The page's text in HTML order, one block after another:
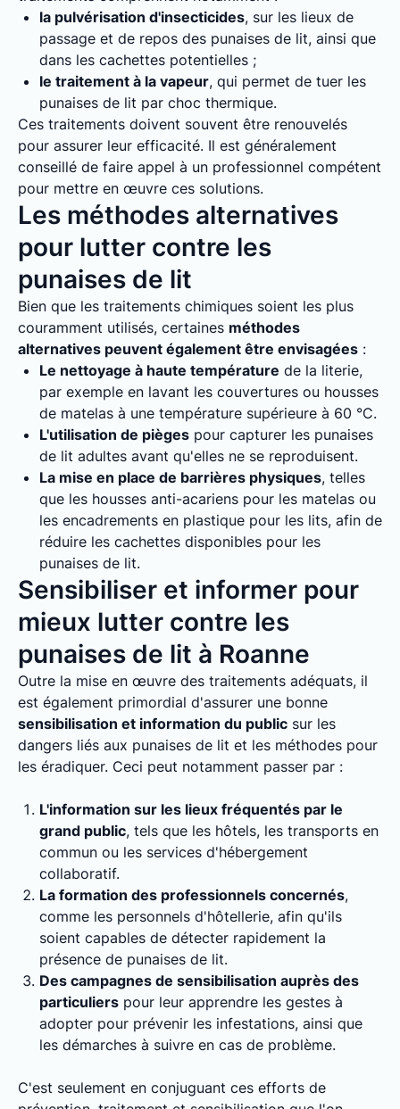
la pulvérisation d'insecticides, sur les lieux de
passage et de repos des punaises de lit, ainsi que
dans les cachettes potentielles ;
le traitement à la vapeur, qui permet de tuer les
punaises de lit par choc thermique.
Ces traitements doivent souvent être renouvelés
pour assurer leur efficacité. Il est généralement
conseillé de faire appel à un professionnel compétent
pour mettre en œuvre ces solutions.
Les méthodes alternatives
pour lutter contre les
punaises de lit
Bien que les traitements chimiques soient les plus
couramment utilisés, certaines méthodes
alternatives peuvent également être envisagées :
Le nettoyage à haute température de la literie,
par exemple en lavant les couvertures ou housses
de matelas à une température supérieure à 60 °C.
L'utilisation de pièges pour capturer les punaises
de lit adultes avant qu'elles ne se reproduisent.
La mise en place de barrières physiques, telles
que les housses anti-acariens pour les matelas ou
les encadrements en plastique pour les lits, afin de
réduire les cachettes disponibles pour les
punaises de lit.
Sensibiliser et informer pour
mieux lutter contre les
punaises de lit à Roanne
Outre la mise en œuvre des traitements adéquats, il
est également primordial d'assurer une bonne
sensibilisation et information du public sur les
dangers liés aux punaises de lit et les méthodes pour
les éradiquer. Ceci peut notamment passer par :
L'information sur les lieux fréquentés par le
grand public, tels que les hôtels, les transports en
commun ou les services d'hébergement
collaboratif.
La formation des professionnels concernés,
comme les personnels d'hôtellerie, afin qu'ils
soient capables de détecter rapidement la
présence de punaises de lit.
Des campagnes de sensibilisation auprès des
particuliers pour leur apprendre les gestes à
adopter pour prévenir les infestations, ainsi que
les démarches à suivre en cas de problème.
C'est seulement en conjuguant ces efforts de